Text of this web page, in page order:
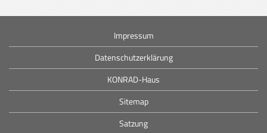
Impressum
Datenschutzerklärung
KONRAD-Haus
Sitemap
Satzung